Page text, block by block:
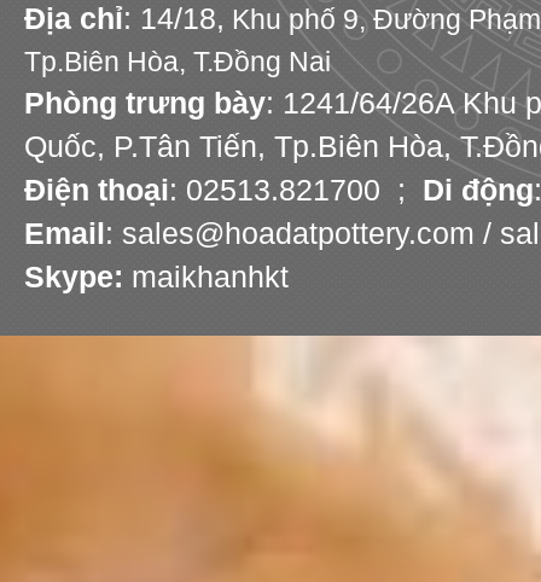
Địa chỉ: 14/18, Khu phố 9,Đường Phạm
Tp.Biên Hòa, T.Đồng Nai
Phòng trưng bày: 1241/64/26A Khu
Quốc, P.Tân Tiến, Tp.Biên Hòa,
Điện thoại: 02513.821700 ; Di động
Email: sales@hoadatpottery.com /
Skype: maikhanhkt